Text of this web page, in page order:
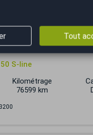
S-line
Kilométrage
76599 km
Tout